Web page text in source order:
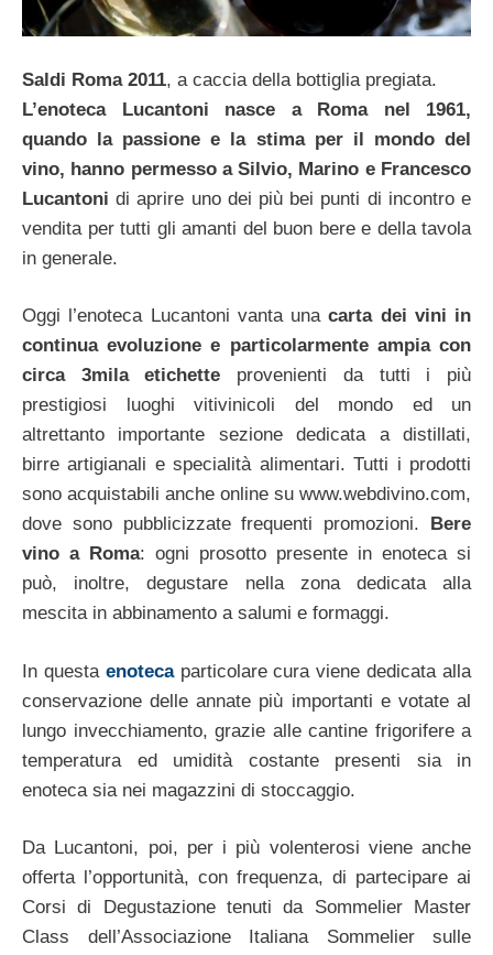
Saldi Roma 2011, a caccia della bottiglia pregiata.
L’enoteca Lucantoni nasce a Roma nel 1961,
quando la passione e la stima per il mondo del
vino, hanno permesso a Silvio, Marino e Francesco
Lucantoni di aprire uno dei più bei punti di incontro e
vendita per tutti gli amanti del buon bere e della tavola
in generale.
Oggi l’enoteca Lucantoni vanta unacarta dei vini in
continua evoluzione e particolarmente ampia con
circa 3mila etichette provenienti da tutti i più
prestigiosi luoghi vitivinicoli del mondo ed un
altrettanto importante sezione dedicata a distillati,
birre artigianali e specialità alimentari. Tutti i prodotti
sono acquistabili anche online su www.webdivino.com,
dove sono pubblicizzate frequenti promozioni. Bere
vino a Roma: ogni prosotto presente in enoteca si
può, inoltre, degustare nella zona dedicata alla
mescita in abbinamento a salumi e formaggi.
In questa enotecaparticolare cura viene dedicata alla
conservazione delle annate più importanti e votate al
lungo invecchiamento, grazie alle cantine frigorifere a
temperatura ed umidità costante presenti sia in
enoteca sia nei magazzini di stoccaggio.
Da Lucantoni, poi, per i più volenterosi viene anche
offerta l’opportunità, con frequenza, di partecipare ai
Corsi di Degustazione tenuti da Sommelier Master
Class dell’Associazione Italiana Sommelier sulle